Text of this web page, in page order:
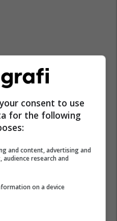
është Aleksandar
së Gjorçe
pronë në vlerë prej
e tij janë shtëpia në
motorike, motoçikleta
consent to use
for the following
and content, advertising and
research and
on a device